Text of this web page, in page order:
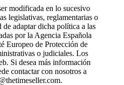
modificada en lo sucesivo
legislativas, reglamentarias o
adaptar dicha política a las
por la Agencia Española
Europeo de Protección de
o judiciales. Los
Si desea más información
contactar con nosotros a